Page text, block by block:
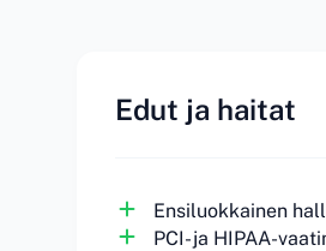
Edut ja haitat
Ensiluokkainen
PCI- ja HIPAA-